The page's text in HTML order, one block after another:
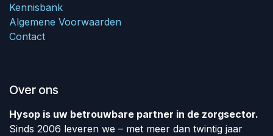
Kennisbank
Algemene Voorwaarden
Contact
Over ons
Hysop is uw betrouwbare partner in de zorgsector.
Sinds 2006 leveren we – met meer dan twintig jaar